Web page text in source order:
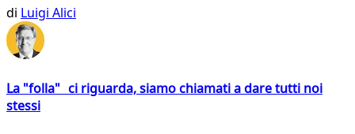
di Luigi Alici
La "folla" ci riguarda, siamo chiamati a dare tutti noi
stessi